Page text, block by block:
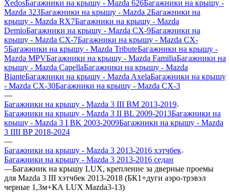
XedosБагажники на крышу - Mazda 626Багажники на крышу -
Mazda 323Багажники на крышу - Mazda 2Багажники на
крышу - Mazda RX7Багажники на крышу - Mazda
DemioБагажники на крышу - Mazda CX-9Багажники на
крышу - Mazda CX-7Багажники на крышу - Mazda CX-
5Багажники на крышу - Mazda TributeБагажники на крышу -
Mazda MPVБагажники на крышу - Mazda FamiliaБагажники на
крышу - Mazda CapellaБагажники на крышу - Mazda
BianteБагажники на крышу - Mazda AxelaБагажники на крышу
- Mazda CX-30Багажники на крышу - Mazda CX-3
—
Багажники на крышу - Mazda 3 III BM 2013-2019
Багажники на крышу - Mazda 3 II BL 2009-2013Багажники на
крышу - Mazda 3 I BK 2003-2009Багажники на крышу - Mazda
3 IIII BP 2018-2024
—
Багажники на крышу - Mazda 3 2013-2016 хэтчбек
Багажники на крышу - Mazda 3 2013-2016 седан
—Багажник на крышу LUX, крепление за дверные проемы
для Mazda 3 III хэтчбек 2013-2018 (БК1+дуги аэро-трэвэл
черные 1,3м+КА LUX Mazda3-13)